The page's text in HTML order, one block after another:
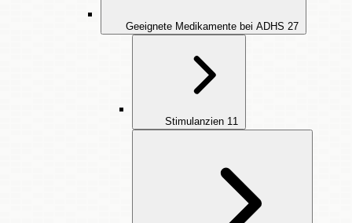
Geeignete Medikamente bei ADHS 27
Stimulanzien 11